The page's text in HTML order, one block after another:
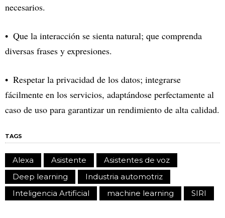
necesarios.
Que la interacción se sienta natural; que comprenda
diversas frases y expresiones.
Respetar la privacidad de los datos; integrarse
fácilmente en los servicios, adaptándose perfectamente al
caso de uso para garantizar un rendimiento de alta calidad.
TAGS
Alexa Asistente
Asistentes de voz
Deep learning
Industria automotriz
Inteligencia Artificial
machine learning SIRI